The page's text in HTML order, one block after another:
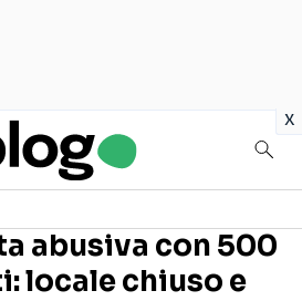
x
sui social
abusiva con 500
locale chiuso e